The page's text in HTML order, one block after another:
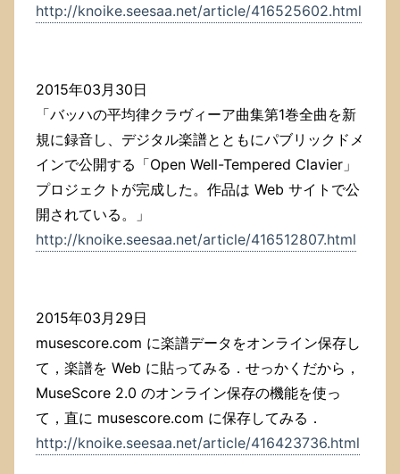
http://knoike.seesaa.net/article/416525602.html
2015年03月30日
「バッハの平均律クラヴィーア曲集第1巻全曲を新
規に録音し、デジタル楽譜とともにパブリックドメ
インで公開する「Open Well-Tempered Clavier」
プロジェクトが完成した。作品は Web サイトで公
開されている。」
http://knoike.seesaa.net/article/416512807.html
2015年03月29日
musescore.com に楽譜データをオンライン保存し
て，楽譜を Web に貼ってみる．せっかくだから，
MuseScore 2.0 のオンライン保存の機能を使っ
て，直に musescore.com に保存してみる．
http://knoike.seesaa.net/article/416423736.html